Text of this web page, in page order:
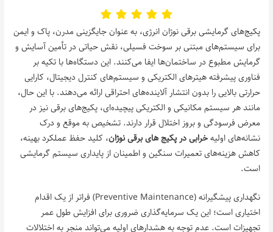
پکیج‌های گرمایشی برقی نوژان انرژی، به عنوان جایگزینی مدرن، پاک و ایمن
برای سیستم‌های مبتنی بر سوخت فسیلی، نقش حیاتی در تأمین آسایش و
گرمایش مطبوع در ساختمان‌ها ایفا می‌کنند. این دستگاه‌ها با تکیه بر
فناوری پیشرفته هیترهای الکتریکی و سیستم‌های کنترل دیجیتال، کارایی
حرارتی بالایی را بدون انتشار آلاینده‌های احتراقی ارائه می‌دهند. با این حال،
مانند هر سیستم مکانیکی و الکتریکی پیچیده‌ای، پکیج‌های برقی نیز در
معرض فرسودگی و بروز اختلال قرار دارند. تشخیص به موقع و درک
نشانه‌های اولیهخرابی در پکیج‌ های برقی نوژان، کلید حفظ عملکرد بهینه،
کاهش هزینه‌های تعمیرات سنگین و اطمینان از پایداری سیستم گرمایشی
است.
نگهداری پیشگیرانه (Preventive Maintenance) فراتر از یک اقدام
اختیاری است؛ این یک سرمایه‌گذاری ضروری برای افزایش طول عمر
تجهیزات است. عدم توجه به هشدارهای اولیه می‌تواند منجر به اختلالات